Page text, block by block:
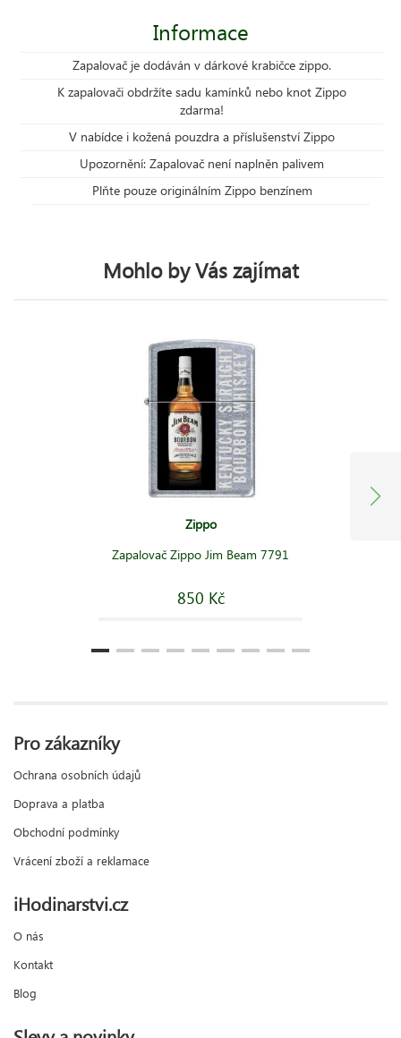
Informace
Zapalovač je dodáván v dárkové krabičce zippo.
K zapalovači obdržíte sadu kamínků nebo knot Zippo
zdarma!
V nabídce i kožená pouzdra a příslušenství Zippo
Upozornění: Zapalovač není naplněn palivem
Plňte pouze originálním Zippo benzínem
Mohlo by Vás zajímat
Zippo
Zapalovač Zippo Jim Beam 7791
850 Kč
Pro zákazníky
Ochrana osobních údajů
Doprava a platba
Obchodní podmínky
Vrácení zboží a reklamace
iHodinarstvi.cz
O nás
Kontakt
Blog